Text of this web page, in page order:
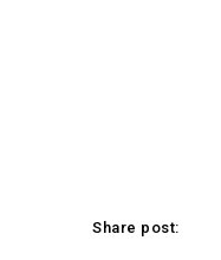
Share post: